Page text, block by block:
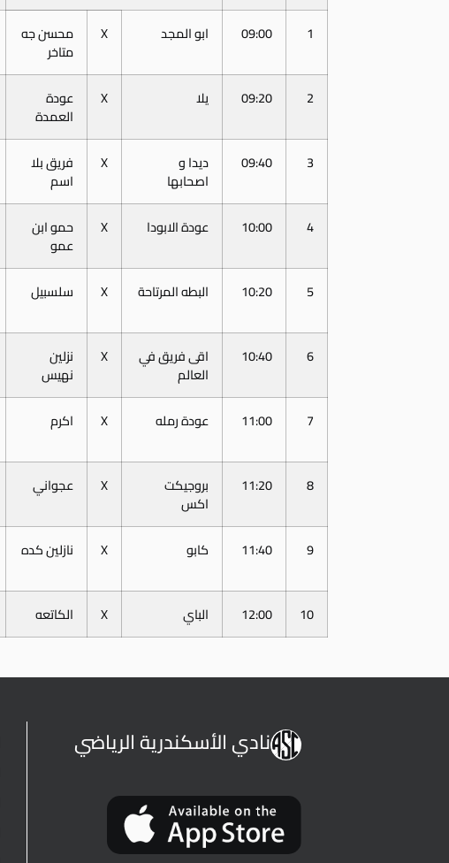
1
09:00 ابو المجد X محسن جه
متاخر
2
09:20 يلا X عودة
العمدة
3
09:40 ديدا و
اصحابها
X فريق بلا
اسم
4
10:00 عودة الابودا X حمو ابن
عمو
5
10:20 البطه المرتاحة X سلسبيل
6
10:40 اقى فريق في
العالم
X نزلين
نهيس
7
11:00 عودة رمله X اكرم
8
11:20 بروجيكت
اكس
X عجواني
9
11:40 كابو X نازلين كده
10
12:00 الباي X الكاتعه
نادي الأسكندرية الرياضي